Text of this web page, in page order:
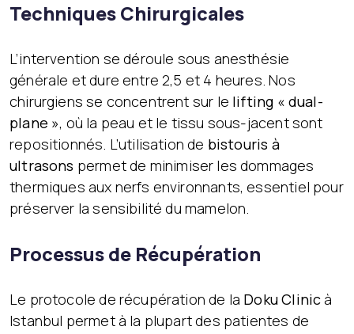
Techniques Chirurgicales
L’intervention se déroule sous anesthésie
générale et dure entre 2,5 et 4 heures. Nos
chirurgiens se concentrent sur le lifting « dual-
plane », où la peau et le tissu sous-jacent sont
repositionnés. L’utilisation de bistouris à
ultrasons permet de minimiser les dommages
thermiques aux nerfs environnants, essentiel pour
préserver la sensibilité du mamelon.
Processus de Récupération
Le protocole de récupération de la Doku Clinicà
Istanbul permet à la plupart des patientes de